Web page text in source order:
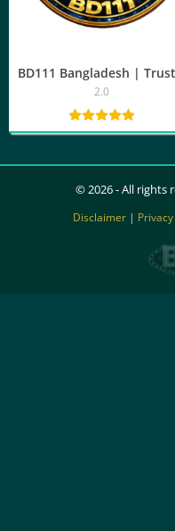
2.0
© 2026 - All rights
Disclaimer|